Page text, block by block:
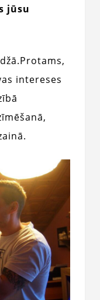
jūsu
Protams,
intereses